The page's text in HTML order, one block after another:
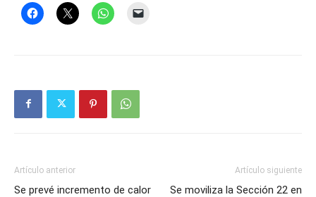
Artículo anterior
Se prevé incremento de calor
Artículo siguiente
Se moviliza la Sección 22 en